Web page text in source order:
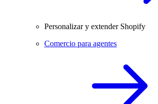
Personalizar y extender Shopify
Comercio para agentes